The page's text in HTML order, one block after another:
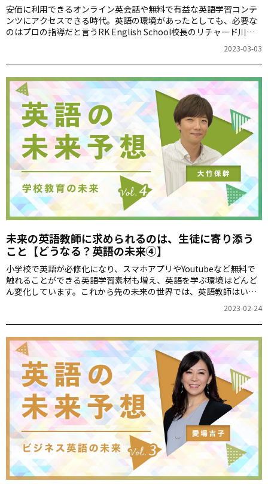
安価に利用できるオンライン英会話や無料で有益な英語学習コンテ
ンツにアクセスできる時代。英語の環境があったとしても、必要な
のはプロの指導だと言うRK English School校長のリチャード川口
さん。これからの英会話教室の存在意義について、語っていただき
2023-03-03
未来の英語教師に求められるのは、生徒に寄り添う
こと【どうなる？英語の未来④】
小学校で英語が必修化になり、スマホアプリやYoutubeなど無料で
触れることができる英語学習素材も増え、英語を学ぶ環境はどんど
ん変化しています。これから先の未来の世界では、英語教師はいら
なくなってしまうのでしょうか。学校教育の未来について、高等学
2023-02-24